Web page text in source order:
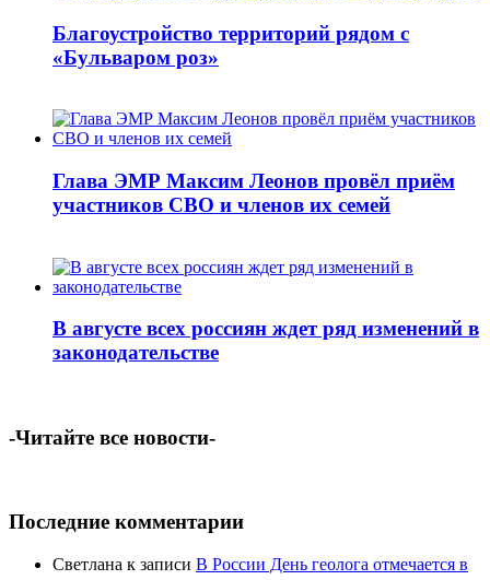
Благоустройство территорий рядом с
«Бульваром роз»
Глава ЭМР Максим Леонов провёл приём
участников СВО и членов их семей
В августе всех россиян ждет ряд изменений в
законодательстве
-Читайте все новости-
Последние комментарии
Светлана к записи В России День геолога отмечается в